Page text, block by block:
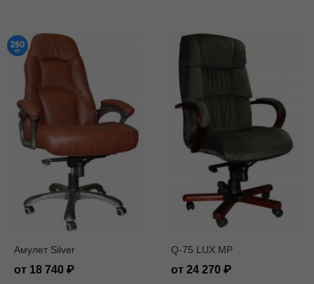
Амулет Silver
от 18 740
Q-75 LUX MP
от 24 270